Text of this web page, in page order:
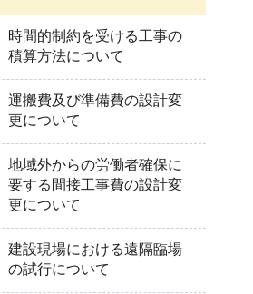
時間的制約を受ける工事の
積算方法について
運搬費及び準備費の設計変
更について
地域外からの労働者確保に
要する間接工事費の設計変
更について
建設現場における遠隔臨場
の試行について